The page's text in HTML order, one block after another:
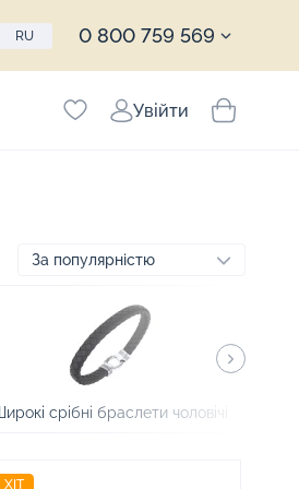
RU 0 800 759 569
Увійти
Широкі срібні браслети чоловічі
ХІТ